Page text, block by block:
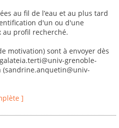
au fil de l’eau et au plus tard
d'un ou d'une
profil recherché.
motivation) sont à envoyer dès
grenoble-
]